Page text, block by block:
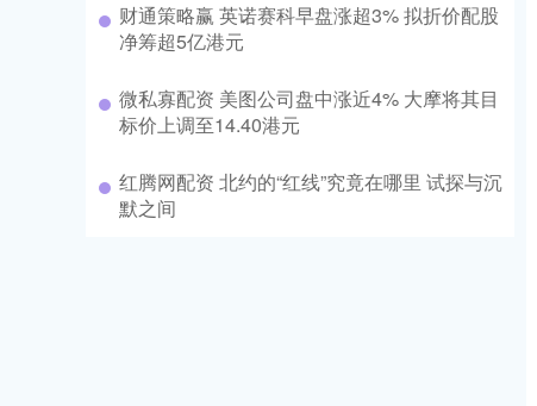
财通策略赢 英诺赛科早盘涨超3% 拟折价配股
净筹超5亿港元
微私寡配资 美图公司盘中涨近4% 大摩将其目
标价上调至14.40港元
红腾网配资 北约的“红线”究竟在哪里 试探与沉
默之间